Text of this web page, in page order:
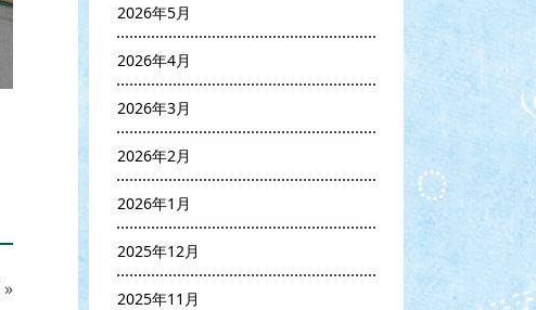
»
2026年5月
2026年4月
2026年3月
2026年2月
2026年1月
2025年12月
2025年11月